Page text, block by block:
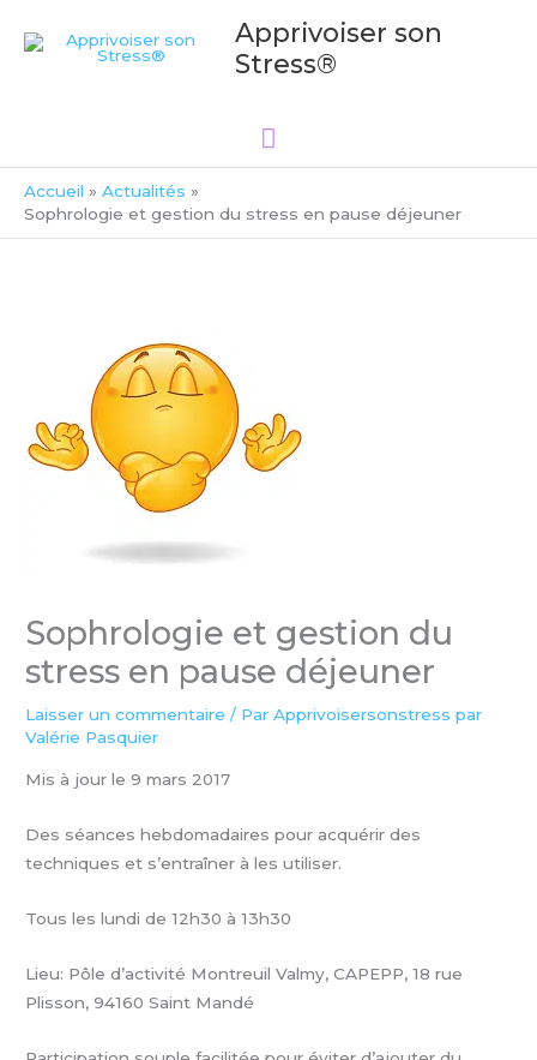
Apprivoiser son
Stress®
Menu
principal
Accueil
Actualités
Sophrologie et gestion du stress en pause déjeuner
Sophrologie et gestion du
stress en pause déjeuner
Laisser un commentaire / ParApprivoisersonstress par
Valérie Pasquier
Mis à jour le 9 mars 2017
Des séances hebdomadaires pour acquérir des
techniques et s’entraîner à les utiliser.
Tous les lundi de 12h30 à 13h30
Lieu: Pôle d’activité Montreuil Valmy, CAPEPP, 18 rue
Plisson, 94160 Saint Mandé